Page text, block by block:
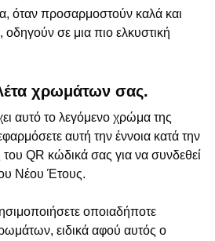
όταν προσαρμοστούν καλά και
οδηγούν σε μια πιο ελκυστική
χρωμάτων σας.
αυτό το λεγόμενο χρώμα της
αυτή την έννοια κατά την
QR κώδικά σας για να συνδεθεί
Νέου Έτους.
οποιαδήποτε
ειδικά αφού αυτός ο